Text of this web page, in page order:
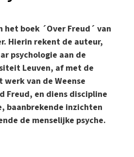
het boek ´Over Freud´ van
Hierin rekent de auteur,
psychologie aan de
Leuven, af met de
van de Weense
Freud, en diens discipline
baanbrekende inzichten
de menselijke psyche.